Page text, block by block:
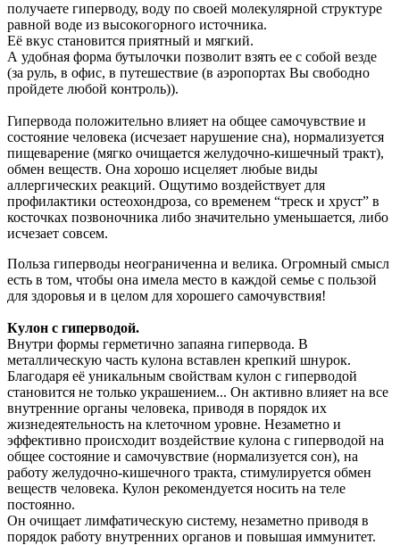
получаете гиперводу, воду по своей молекулярной структуре
равной воде из высокогорного источника.
Её вкус становится приятный и мягкий.
А удобная форма бутылочки позволит взять ее с собой везде
(за руль, в офис, в путешествие (в аэропортах Вы свободно
пройдете любой контроль)).
Гипервода положительно влияет на общее самочувствие и
состояние человека (исчезает нарушение сна), нормализуется
пищеварение (мягко очищается желудочно-кишечный тракт),
обмен веществ. Она хорошо исцеляет любые виды
аллергических реакций. Ощутимо воздействует для
профилактики остеохондроза, со временем “треск и хруст” в
косточках позвоночника либо значительно уменьшается, либо
исчезает совсем.
Польза гиперводы неограниченна и велика. Огромный смысл
есть в том, чтобы она имела место в каждой семье с пользой
для здоровья и в целом для хорошего самочувствия!
Кулон с гиперводой.
Внутри формы герметично запаяна гипервода. В
металлическую часть кулона вставлен крепкий шнурок.
Благодаря её уникальным свойствам кулон с гиперводой
становится не только украшением... Он активно влияет на все
внутренние органы человека, приводя в порядок их
жизнедеятельность на клеточном уровне. Незаметно и
эффективно происходит воздействие кулона с гиперводой на
общее состояние и самочувствие (нормализуется сон), на
работу желудочно-кишечного тракта, стимулируется обмен
веществ человека. Кулон рекомендуется носить на теле
постоянно.
Он очищает лимфатическую систему, незаметно приводя в
порядок работу внутренних органов и повышая иммунитет.